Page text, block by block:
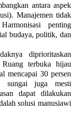
antara aspek
Manajemen tidak
penting
budaya, politik, dan
diprioritaskan
terbuka hijau
mencapai 30 persen
sungai juga mesti
dapat dilakukan
solusi manusiawi